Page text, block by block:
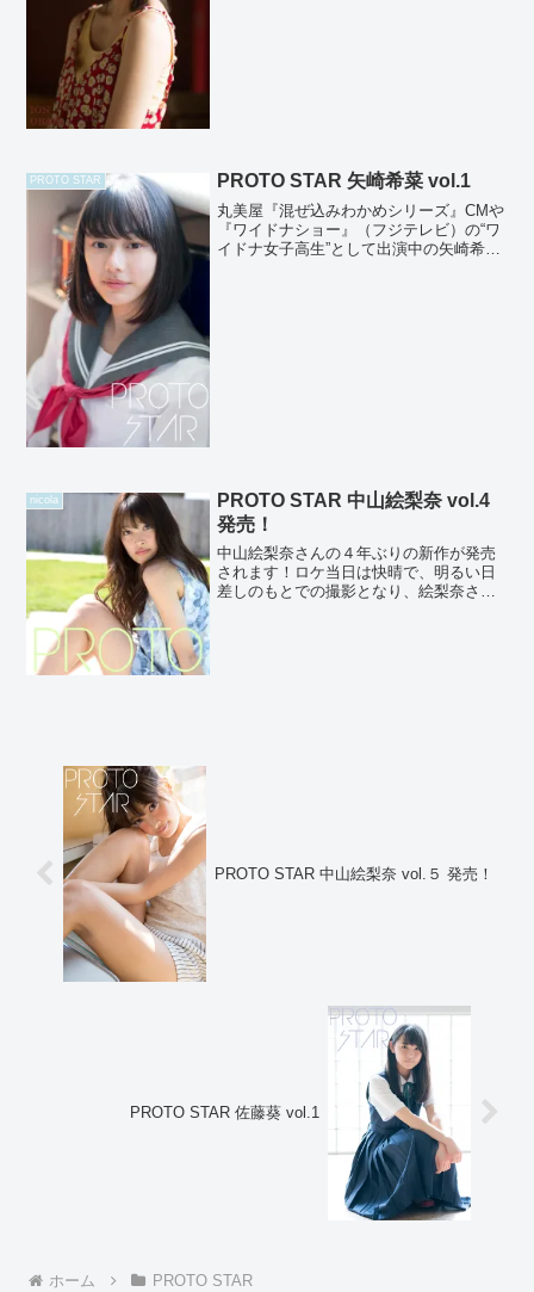
PROTO STAR PROTO STAR 矢崎希菜 vol.1
丸美屋『混ぜ込みわかめシリーズ』CMや
『ワイドナショー』（フジテレビ）の“ワ
イドナ女子高生”として出演中の矢崎希菜
nicola
PROTO STAR 中山絵梨奈 vol.4
発売！
中山絵梨奈さんの４年ぶりの新作が発売
されます！ロケ当日は快晴で、明るい日
差しのもとでの撮影となり、絵梨奈さん
PROTO STAR 中山絵梨奈 vol.５ 発売！
PROTO STAR 佐藤葵 vol.1
ホーム PROTO STAR